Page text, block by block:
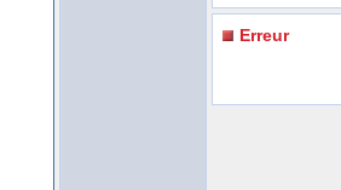
Erreur